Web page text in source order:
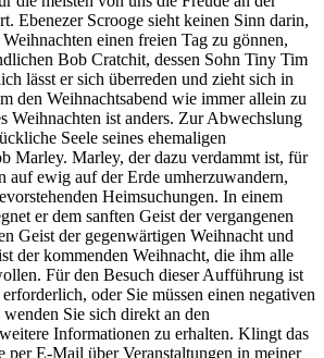
Ebenezer Scrooge sieht keinen Sinn darin,
einen freien Tag zu gönnen,
Bob Cratchit, dessen Sohn Tiny Tim
lässt er sich überreden und zieht sich in
den Weihnachtsabend wie immer allein zu
Weihnachten ist anders. Zur Abwechslung
Seele seines ehemaligen
Marley. Marley, der dazu verdammt ist, für
auf ewig auf der Erde umherzuwandern,
Heimsuchungen. In einem
er dem sanften Geist der vergangenen
Geist der gegenwärtigen Weihnacht und
der kommenden Weihnacht, die ihm alle
Für den Besuch dieser Aufführung ist
oder Sie müssen einen negativen
Sie sich direkt an den
Informationen zu erhalten. Klingt das
per E-Mail über Veranstaltungen in meiner